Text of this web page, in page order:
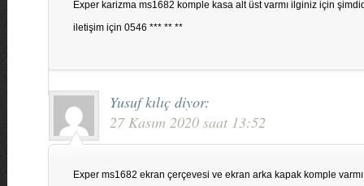
Exper karizma ms1682 komple kasa alt üst varmı ilginiz için
iletişim için 0546 *** ** **
Yusuf kılıç diyor:
27 Kasım 2020 saat 13:52
Exper ms1682 ekran çerçevesi ve ekran arka kapak komple